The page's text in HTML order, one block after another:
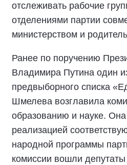
отслеживать рабочие
отделениями партии
министерством и
Ранее по поручению
Владимира Путина один
предвыборного списка
Шмелева возглавила
образованию и науке. Она
реализацией
народной программы
комиссии вошли